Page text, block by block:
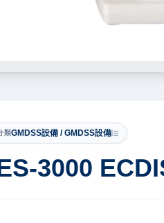
類GMDSS設備 / GMDSS設備
3000